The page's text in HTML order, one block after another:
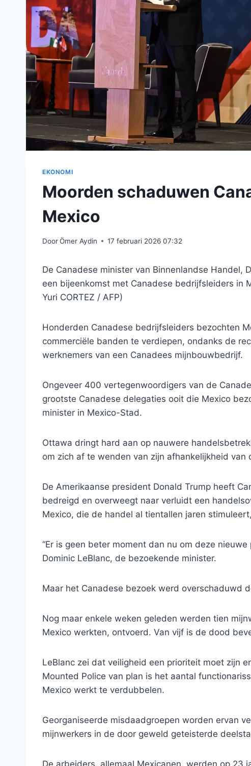
EKONOMI
Moorden schaduwen
Mexico
DoorÖmer Aydin 17 februari 2026 07:32
De Canadese minister van Binnenlandse Handel,
een bijeenkomst met Canadese bedrijfsleiders in
Yuri CORTEZ / AFP)
Honderden Canadese bedrijfsleiders bezochten
commerciële banden te verdiepen, ondanks de
werknemers van een Canadees mijnbouwbedrijf.
Ongeveer 400 vertegenwoordigers van de
grootste Canadese delegaties ooit die Mexico
minister in Mexico-Stad.
Ottawa dringt hard aan op nauwere
om zich af te wenden van zijn afhankelijkheid van
De Amerikaanse president Donald Trump heeft
bedreigd en overweegt naar verluidt een
Mexico, die de handel al tientallen jaren
“Er is geen beter moment dan nu om deze
Dominic LeBlanc, de bezoekende minister.
Maar het Canadese bezoek werd overschaduwd
Nog maar enkele weken geleden werden tien
Mexico werkten, ontvoerd. Van vijf is de dood
LeBlanc zei dat veiligheid een prioriteit moet zijn
Mounted Police van plan is het aantal
Mexico werkt te verdubbelen.
Georganiseerde misdaadgroepen worden ervan
mijnwerkers in de door geweld geteisterde
De arbeiders, allemaal Mexicanen, werden op 23